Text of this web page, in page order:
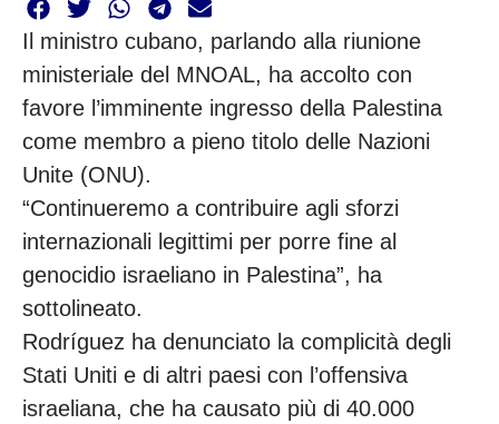
Il ministro cubano, parlando alla riunione
ministeriale del MNOAL, ha accolto con
favore l’imminente ingresso della Palestina
come membro a pieno titolo delle Nazioni
Unite (ONU).
“Continueremo a contribuire agli sforzi
internazionali legittimi per porre fine al
genocidio israeliano in Palestina”, ha
sottolineato.
Rodríguez ha denunciato la complicità degli
Stati Uniti e di altri paesi con l’offensiva
israeliana, che ha causato più di 40.000